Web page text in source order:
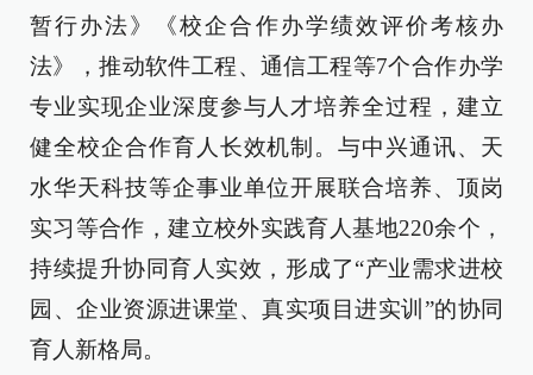
暂行办法》《校企合作办学绩效评价考核办
法》，推动软件工程、通信工程等7个合作办学
专业实现企业深度参与人才培养全过程，建立
健全校企合作育人长效机制。与中兴通讯、天
水华天科技等企事业单位开展联合培养、顶岗
实习等合作，建立校外实践育人基地220余个，
持续提升协同育人实效，形成了“产业需求进校
园、企业资源进课堂、真实项目进实训”的协同
育人新格局。